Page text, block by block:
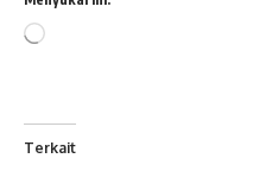
Memuat...
Terkait